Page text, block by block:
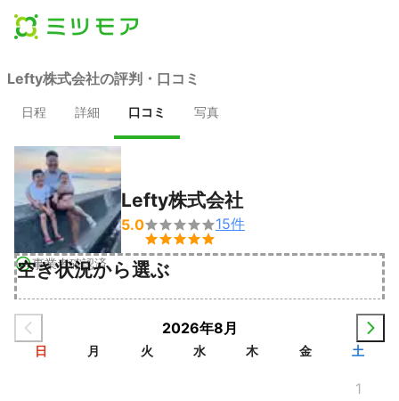
Lefty株式会社の評判・口コミ
日程 詳細 口コミ 写真
事業者確認済
Lefty株式会社
5.0

15件
空き状況から選ぶ
2026年8月
日 月 火 水 木 金 土
1